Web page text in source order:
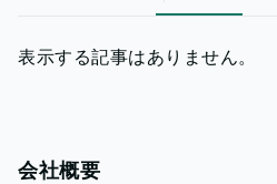
表示する記事はありません。
会社概要